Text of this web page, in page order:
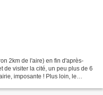
2km de l'aire) en fin d'après-
de visiter la cité, un peu plus de 6
imposante ! Plus loin, le